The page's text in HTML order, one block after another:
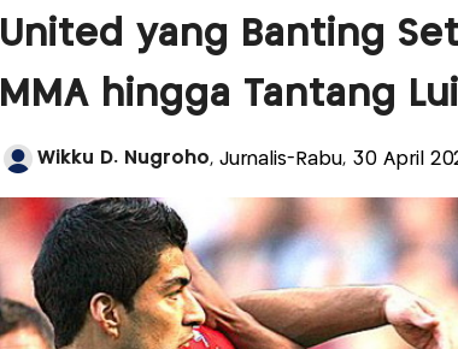
United yang Banting
MMA hingga Tantang
Wikku D. Nugroho, Jurnalis-Rabu, 30 April